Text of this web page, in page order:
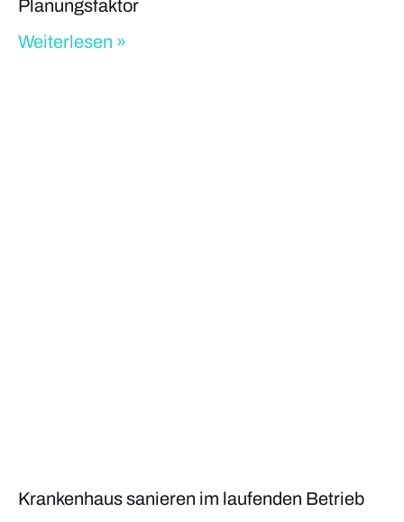
Planungsfaktor
Weiterlesen »
Krankenhaus sanieren im laufenden Betrieb